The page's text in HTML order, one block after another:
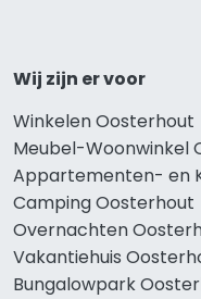
Wij zijn er voor
Winkelen Oosterhout
Meubel-Woonwinkel
Appartementen- en
Camping Oosterhout
Overnachten
Vakantiehuis
Bungalowpark